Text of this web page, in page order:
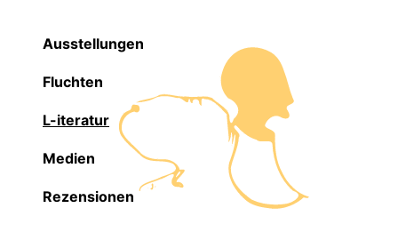
Ausstellungen
Fluchten
L-iteratur
Medien
Rezensionen